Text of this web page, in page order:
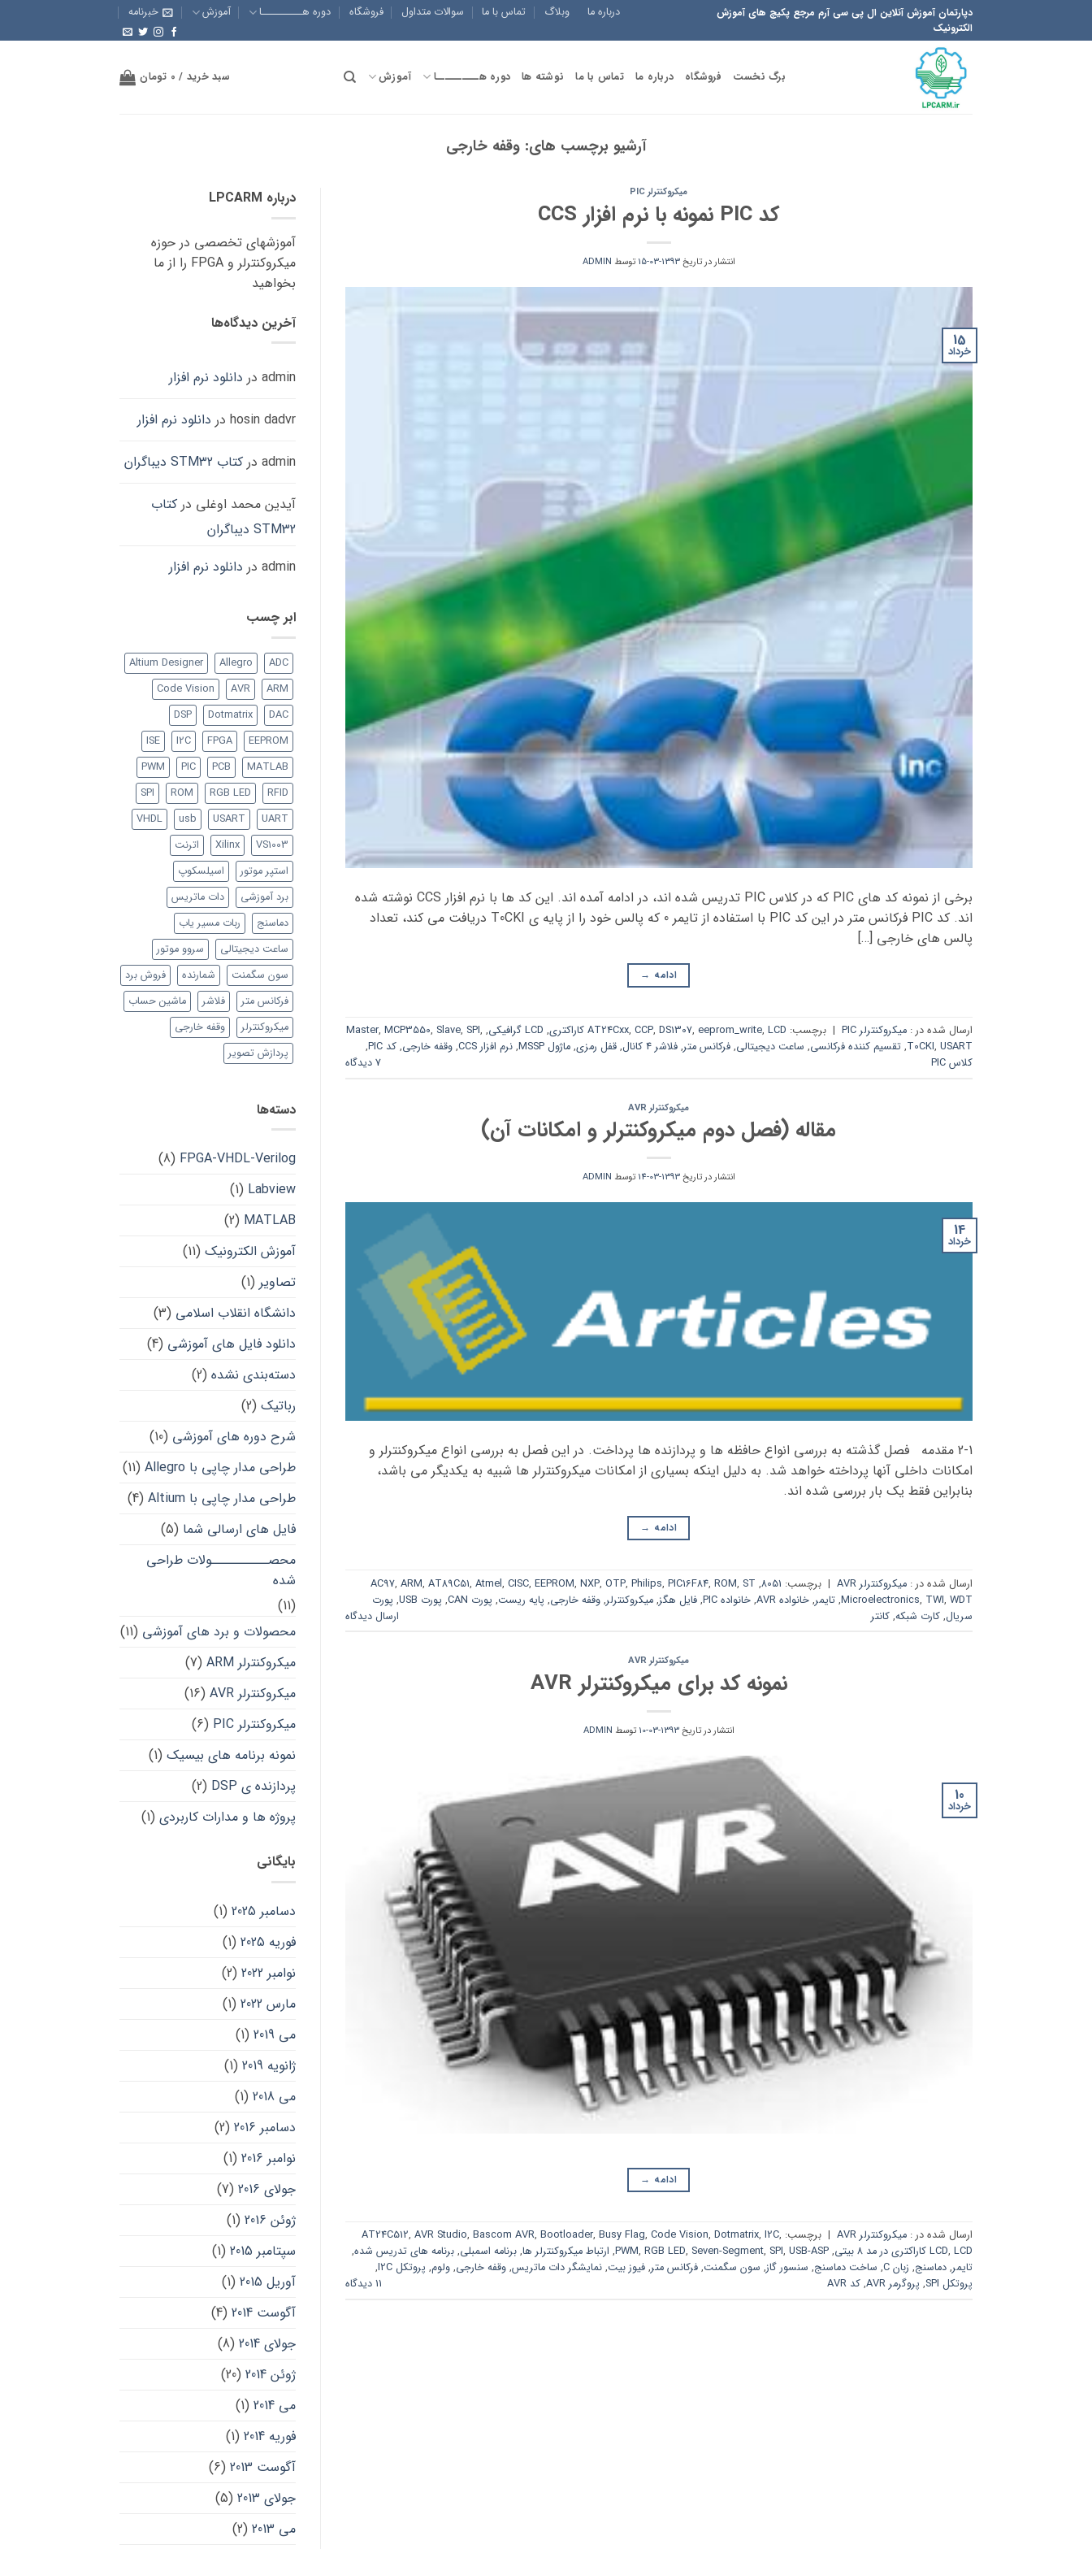
دپارتمان آموزش آنلاین ال پی سی آرم مرجع پکیچ های آموزش
الکترونیک
درباره ما وبلاگ تماس با ما سوالات متداول فروشگاه دوره هــــــــــا آموزش خبرنامه
برگ نخست فروشگاه درباره ما تماس با ما نوشته ها دوره هــــــــــا آموزش سبد خرید / 0 تومان
آرشیو برچسب های:وقفه خارجی
میکروکنترلر PIC
کد PIC نمونه با نرم افزار CCS
انتشار در تاریخ1393-03-15 توسط ADMIN
15
خرداد
برخی از نمونه کد های PIC که در کلاس PIC تدریس شده اند، در ادامه آمده اند. این کد ها با نرم افزار CCS نوشته شده
اند. کد PIC فرکانس متر در این کد PIC با استفاده از تایمر 0 که پالس خود را از پایه ی T0CKI دریافت می کند، تعداد
پالس های خارجی […]
ادامه →
ارسال شده در : میکروکنترلر PIC | برچسب: AT24Cxx, CCP, DS1307, eeprom_write, LCD کاراکتری , LCD گرافیکی ,
Master, MCP3550, Slave, SPI,
T0CKI, USART
, تقسیم کننده فرکانسی, ساعت دیجیتالی, فرکانس متر, فلاشر 4 کانال , قفل رمزی, ماژول MSSP , نرم افزار CCS , وقفه خارجی, کد PIC
,
کلاس PIC
7 دیدگاه
میکروکنترلر AVR
مقاله (فصل دوم میکروکنترلر و امکانات آن)
انتشار در تاریخ1393-03-14 توسط ADMIN
14
خرداد
2-1 مقدمه فصل گذشته به بررسی انواع حافظه ها و پردازنده ها پرداخت. در این فصل به بررسی انواع میکروکنترلر و
امکانات داخلی آنها پرداخته خواهد شد. به دلیل اینکه بسیاری از امکانات میکروکنترلر ها شبیه به یکدیگر می باشد،
بنابراین فقط یک بار بررسی شده اند.
ادامه →
ارسال شده در : میکروکنترلر AVR | برچسب: 8051
,
AC97, ARM, AT89C51, Atmel, CISC, EEPROM, NXP, OTP, Philips, PIC16F84, ROM, ST
Microelectronics, TWI, WDT
, تایمر, خانواده AVR , خانواده PIC , فایل هگز, میکروکنترلر, وقفه خارجی, پایه ریست, پورت CAN , پورت USB , پورت
سریال, کارت شبکه, کانتر ارسال دیدگاه
میکروکنترلر AVR
نمونه کد برای میکروکنترلر AVR
انتشار در تاریخ1393-03-10 توسط ADMIN
10
خرداد
ادامه →
ارسال شده در : میکروکنترلر AVR | برچسب: AT24C512, AVR Studio, Bascom AVR, Bootloader, Busy Flag, Code Vision, Dotmatrix, I2C,
LCD, LCD کاراکتری در مد 8 بیتی ,
PWM, RGB LED, Seven-Segment, SPI, USB-ASP
, ارتباط میکروکنترلر ها, برنامه اسمبلی, برنامه های تدریس شده,
تایمر, دماسنج, زبان C , ساخت دماسنج, سنسور گاز, سون سگمنت, فرکانس متر, فیوز بیت, نمایشگر دات ماتریس, وقفه خارجی, ولوم, پروتکل I2C
,
پروتکل SPI
, پروگرمر AVR , کد AVR 11 دیدگاه
درباره LPCARM
آموزشهای تخصصی در حوزه
میکروکنترلر و FPGA را از ما
بخواهید
آخرین دیدگاه‌ها
admin در دانلود نرم افزار
hosin dadvr در دانلود نرم افزار
admin درکتاب STM32 دیباگران
آیدین محمد اوغلی درکتاب
STM32 دیباگران
admin در دانلود نرم افزار
ابر چسب
ADC
Allegro
Altium Designer
ARM
AVR
Code Vision
DAC
Dotmatrix
DSP
EEPROM
FPGA
I2C
ISE
MATLAB
PCB
PIC
PWM
RFID
RGB LED
ROM
SPI
UART
USART
usb
VHDL
VS1003
Xilinx
اترنت
استپر موتور
اسیلسکوپ
برد آموزشی
دات ماتریس
دماسنج
ربات مسیر یاب
ساعت دیجیتالی
سروو موتور
سون سگمنت
شمارنده
فروش برد
فرکانس متر
فلاشر
ماشین حساب
میکروکنترلر
وقفه خارجی
پردازش تصویر
دسته‌ها
FPGA-VHDL-Verilog
(8)
Labview
(1)
MATLAB
(2)
آموزش الکترونیک (11)
تصاویر (1)
دانشگاه انقلاب اسلامی (3)
دانلود فایل های آموزشی (4)
دسته‌بندی نشده (2)
رباتیک (2)
شرح دوره های آموزشی (10)
طراحی مدار چاپی با Allegro
(11)
طراحی مدار چاپی با Altium
(4)
فایل های ارسالی شما (5)
محصــــــــــولات طراحی
شده
(11)
محصولات و برد های آموزشی (11)
میکروکنترلر ARM
(7)
میکروکنترلر AVR
(16)
میکروکنترلر PIC
(6)
نمونه برنامه های بیسیک (1)
پردازنده ی DSP
(2)
پروژه ها و مدارات کاربردی (1)
بایگانی
دسامبر 2025
(1)
فوریه 2025
(1)
نوامبر 2022
(2)
مارس 2022
(1)
می 2019
(1)
ژانویه 2019
(1)
می 2018
(1)
دسامبر 2016
(2)
نوامبر 2016
(1)
جولای 2016
(7)
ژوئن 2016
(1)
سپتامبر 2015
(1)
آوریل 2015
(1)
آگوست 2014
(4)
جولای 2014
(8)
ژوئن 2014
(20)
می 2014
(1)
فوریه 2014
(1)
آگوست 2013
(6)
جولای 2013
(5)
می 2013
(2)